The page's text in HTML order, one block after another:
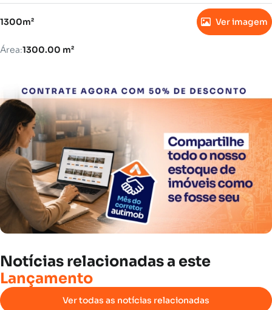
1300m² Ver imagem
Área:1300.00 m²
Notícias relacionadasa este
Lançamento
Ver todas as notícias relacionadas